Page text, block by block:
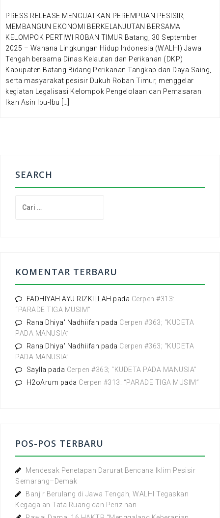
PRESS RELEASE MENGUATKAN PEREMPUAN PESISIR,
MEMBANGUN EKONOMI BERKELANJUTAN BERSAMA
KELOMPOK PERTIWI ROBAN TIMUR Batang, 30 September
2025 – Wahana Lingkungan Hidup Indonesia (WALHI) Jawa
Tengah bersama Dinas Kelautan dan Perikanan (DKP)
Kabupaten Batang Bidang Perikanan Tangkap dan Daya Saing,
serta masyarakat pesisir Dukuh Roban Timur, menggelar
kegiatan Legalisasi Kelompok Pengelolaan dan Pemasaran
Ikan Asin Ibu-Ibu […]
SEARCH
u
k
:
KOMENTAR TERBARU
FADHIYAH AYU RIZKILLAH pada Cerpen #313:
“PARADE TIGA MUSIM”
Rana Dhiya' Nadhiifah pada Cerpen #363; “KUDETA
PADA MANUSIA”
Rana Dhiya' Nadhiifah pada Cerpen #363; “KUDETA
PADA MANUSIA”
Saylla pada Cerpen #363; “KUDETA PADA MANUSIA”
H2oArum pada Cerpen #313: “PARADE TIGA MUSIM”
POS-POS TERBARU
Mendesak Penetapan Darurat Bencana Iklim Pesisir
Semarang–Demak
Banjir Berulang di Jawa Tengah, WALHI Tegaskan
Kegagalan Tata Ruang dan Perizinan